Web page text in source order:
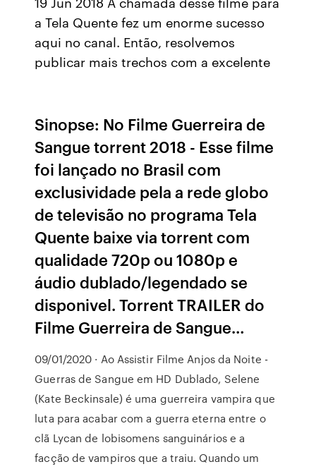
a Tela Quente fez um enorme sucesso
aqui no canal. Então, resolvemos
publicar mais trechos com a excelente
Sinopse: No Filme Guerreira de
Sangue torrent 2018 - Esse filme
foi lançado no Brasil com
exclusividade pela a rede globo
de televisão no programa Tela
Quente baixe via torrent com
qualidade 720p ou 1080p e
áudio dublado/legendado se
disponivel. Torrent TRAILER do
Filme Guerreira de Sangue…
09/01/2020 · Ao Assistir Filme Anjos da Noite -
Guerras de Sangue em HD Dublado, Selene
(Kate Beckinsale) é uma guerreira vampira que
luta para acabar com a guerra eterna entre o
clã Lycan de lobisomens sanguinários e a
facção de vampiros que a traiu. Quando um